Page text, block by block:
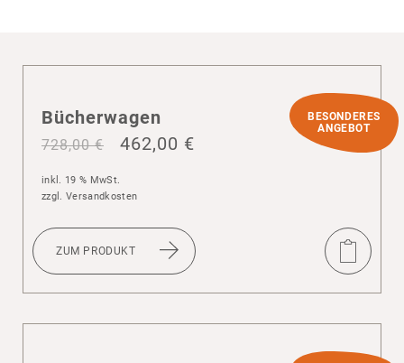
Bücher­wagen
BESONDERES
ANGEBOT
728,00€ 462,00 €
inkl. 19 % MwSt.
zzgl. Versandkosten
ZUM PRODUKT